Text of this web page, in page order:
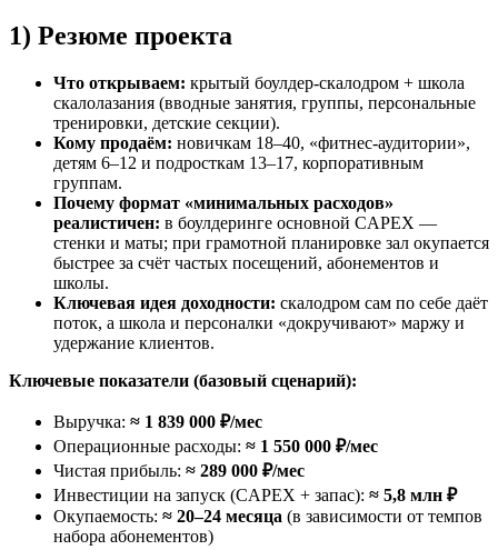
1) Резюме проекта
Что открываем: крытый боулдер-скалодром + школа
скалолазания (вводные занятия, группы, персональные
тренировки, детские секции).
Кому продаём: новичкам 18–40, «фитнес-аудитории»,
детям 6–12 и подросткам 13–17, корпоративным
группам.
Почему формат «минимальных расходов»
реалистичен: в боулдеринге основной CAPEX —
стенки и маты; при грамотной планировке зал окупается
быстрее за счёт частых посещений, абонементов и
школы.
Ключевая идея доходности: скалодром сам по себе даёт
поток, а школа и персоналки «докручивают» маржу и
удержание клиентов.
Ключевые показатели (базовый сценарий):
Выручка: ≈ 1 839 000 ₽/мес
Операционные расходы: ≈ 1 550 000 ₽/мес
Чистая прибыль: ≈ 289 000 ₽/мес
Инвестиции на запуск (CAPEX + запас): ≈ 5,8 млн ₽
Окупаемость: ≈ 20–24 месяца (в зависимости от темпов
набора абонементов)